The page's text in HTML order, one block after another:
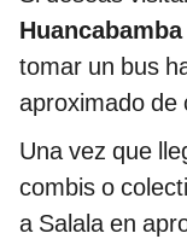
Huancabamba
tomar un bus
aproximado de
Una vez que
combis o
a Salala en